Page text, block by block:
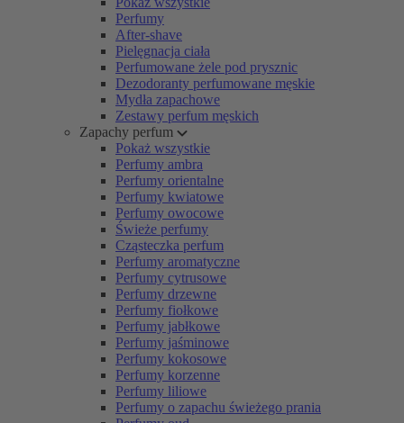
Perfumy
After-shave
Pielęgnacja ciała
Perfumowane żele pod prysznic
Dezodoranty perfumowane męskie
Mydła zapachowe
Zestawy perfum męskich
Zapachy perfum
Pokaż wszystkie
Perfumy ambra
Perfumy orientalne
Perfumy kwiatowe
Perfumy owocowe
Świeże perfumy
Cząsteczka perfum
Perfumy aromatyczne
Perfumy cytrusowe
Perfumy drzewne
Perfumy fiołkowe
Perfumy jabłkowe
Perfumy jaśminowe
Perfumy kokosowe
Perfumy korzenne
Perfumy liliowe
Perfumy o zapachu świeżego prania